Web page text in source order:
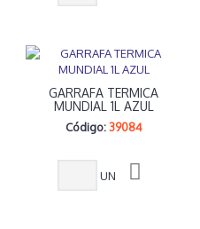
GARRAFA TERMICA
MUNDIAL 1L AZUL
Código: 39084
UN